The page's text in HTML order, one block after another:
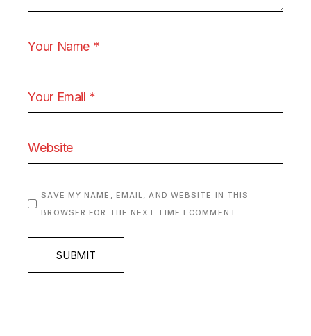
SAVE MY NAME, EMAIL, AND WEBSITE IN THIS
BROWSER FOR THE NEXT TIME I COMMENT.
SUBMIT